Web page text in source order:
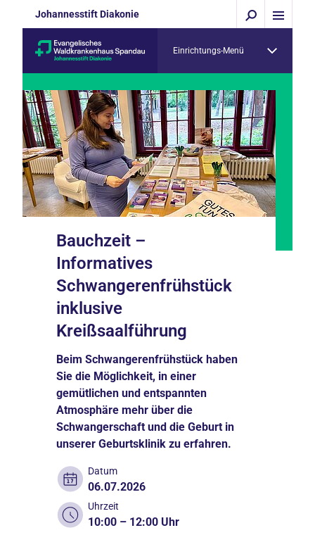
Johannesstift Diakonie
Einrichtungs-Menü
Bauchzeit –
Informatives
Schwangerenfrühstück
inklusive
Kreißsaalführung
Beim Schwangerenfrühstück haben
Sie die Möglichkeit, in einer
gemütlichen und entspannten
Atmosphäre mehr über die
Schwangerschaft und die Geburt in
unserer Geburtsklinik zu erfahren.
Datum
06.07.2026
Uhrzeit
10:00 – 12:00 Uhr